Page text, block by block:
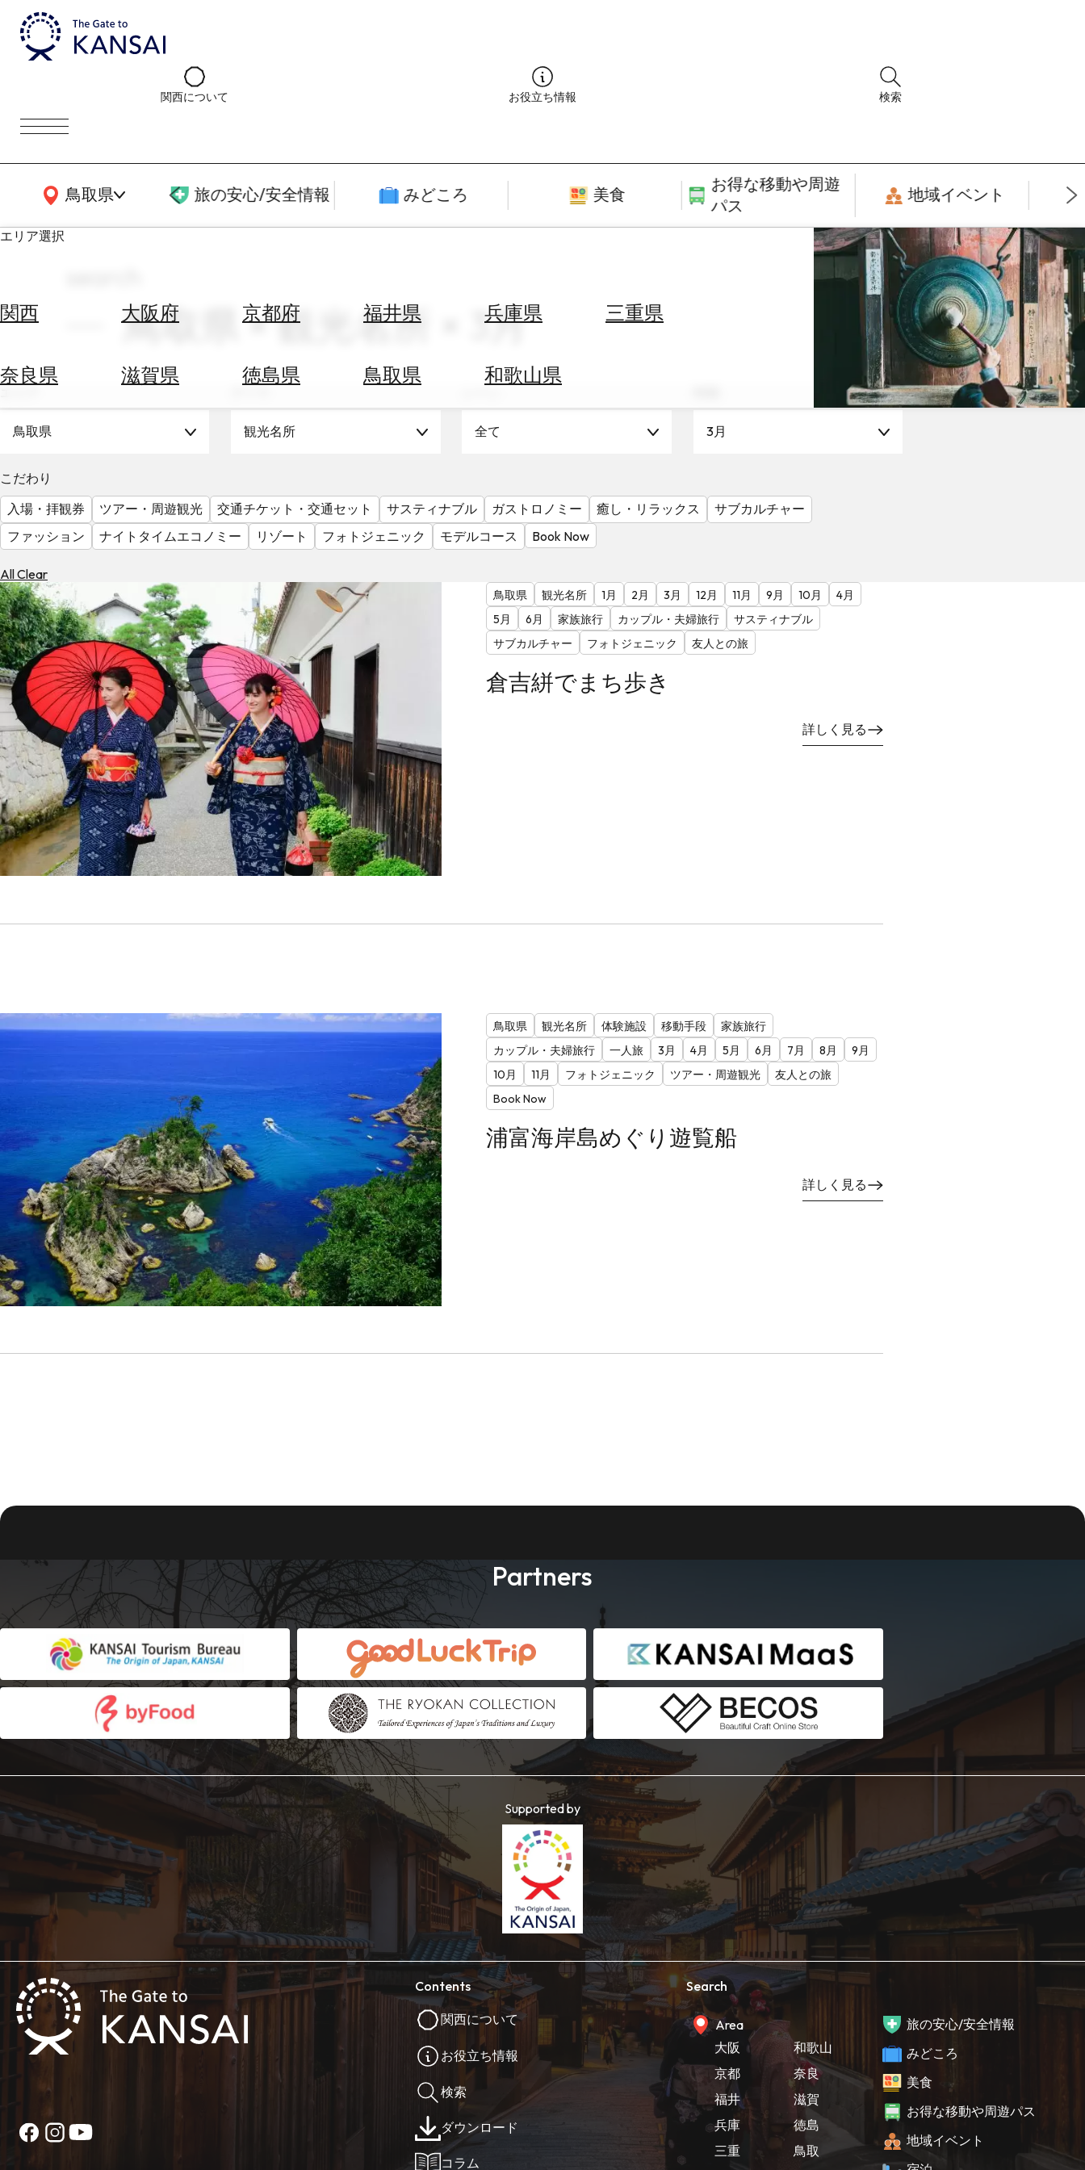
関西について お役立ち情報 検索
鳥取県
関西広域MAP 旅の安心/安全情報 みどころ 美食
お得な移動や周遊
パス
地域イベント
エリア選択
関西 大阪府 京都府 福井県 兵庫県 三重県
奈良県 滋賀県 徳島県 鳥取県 和歌山県
ホ
す
替
を
調
べ
天
見
る
鳥取県 × 観光名所 × 3月
鳥取県 観光名所 全て 3月
こだわり
入場・拝観券
ツアー・周遊観光 交通チケット・交通セット サスティナブル ガストロノミー 癒し・リラックス
サブカルチャー
ファッション
ナイトタイムエコノミー リゾート フォトジェニック モデルコース Book Now
All Clear
鳥取県 観光名所 1月 2月 3月 12月 11月 9月 10月
4月
5月
6月 家族旅行 カップル・夫婦旅行
サスティナブル
サブカルチャー
フォトジェニック 友人との旅
倉吉絣でまち歩き
詳しく見る
鳥取県 観光名所 体験施設 移動手段
家族旅行
カップル・夫婦旅行
一人旅 3月 4月 5月 6月 7月 8月
9月
10月
11月 フォトジェニック ツアー・周遊観光
友人との旅
Book Now
浦富海岸島めぐり遊覧船
詳しく見る
Partners
Supported by
Contents
関西について
お役立ち情報
検索
ダウンロード
コラム
Search
Area
大阪
京都
福井
兵庫
三重
和歌山
奈良
滋賀
徳島
鳥取
旅の安心/安全情報
みどころ
美食
お得な移動や周遊パス
地域イベント